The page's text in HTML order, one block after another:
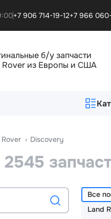
+7 906 714-19-12+7 966
б/у запчасти
Rover из Европы и США
› Discovery
2545
Все
Land